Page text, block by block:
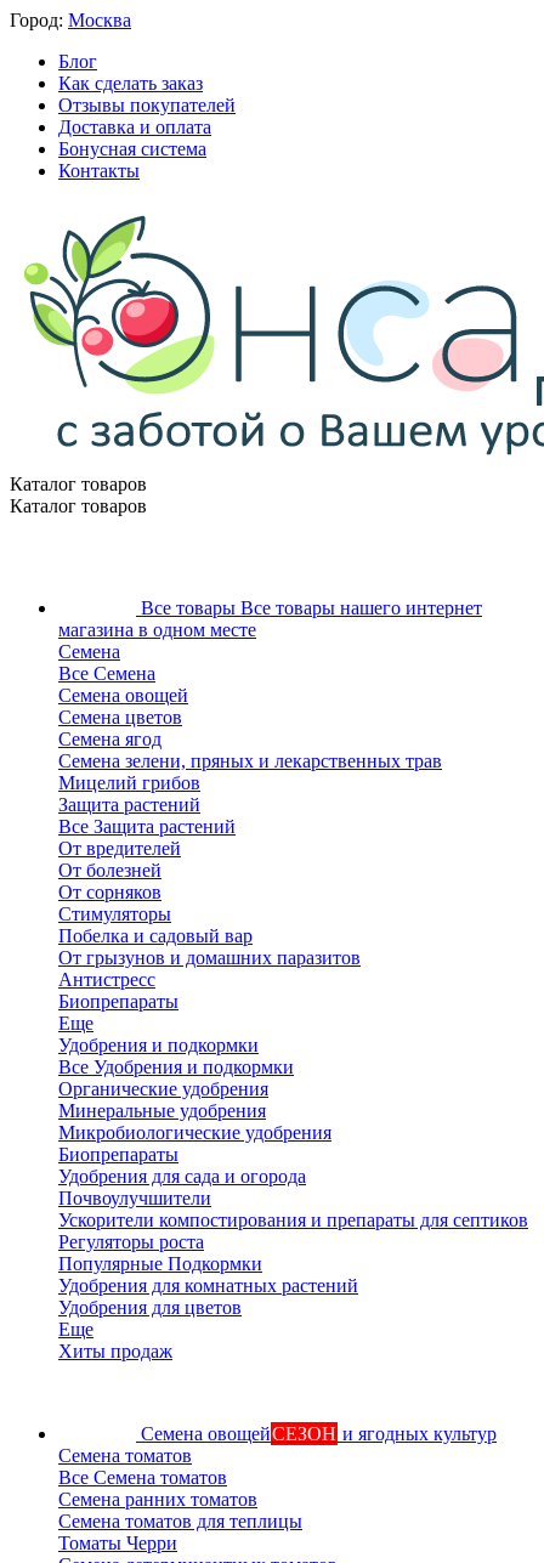
Город: Москва
Блог
Как сделать заказ
Отзывы покупателей
Доставка и оплата
Бонусная система
Контакты
Каталог товаров
Каталог товаров
Все товары Все товары нашего интернет
магазина в одном месте
Семена
Все Семена
Семена овощей
Семена цветов
Семена ягод
Семена зелени, пряных и лекарственных трав
Мицелий грибов
Защита растений
Все Защита растений
От вредителей
От болезней
От сорняков
Стимуляторы
Побелка и садовый вар
От грызунов и домашних паразитов
Антистресс
Биопрепараты
Еще
Удобрения и подкормки
Все Удобрения и подкормки
Органические удобрения
Минеральные удобрения
Микробиологические удобрения
Биопрепараты
Удобрения для сада и огорода
Почвоулучшители
Ускорители компостирования и препараты для септиков
Регуляторы роста
Популярные Подкормки
Удобрения для комнатных растений
Удобрения для цветов
Еще
Хиты продаж
Семена овощейСЕЗОН и ягодных культур
Семена томатов
Все Семена томатов
Семена ранних томатов
Семена томатов для теплицы
Томаты Черри